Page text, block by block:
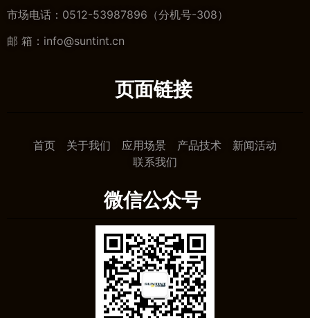
市场电话：0512-53987896（分机号-308）
邮 箱：info@suntint.cn
页面链接
首页 关于我们 应用场景 产品技术
新闻活动
联系我们
微信公众号